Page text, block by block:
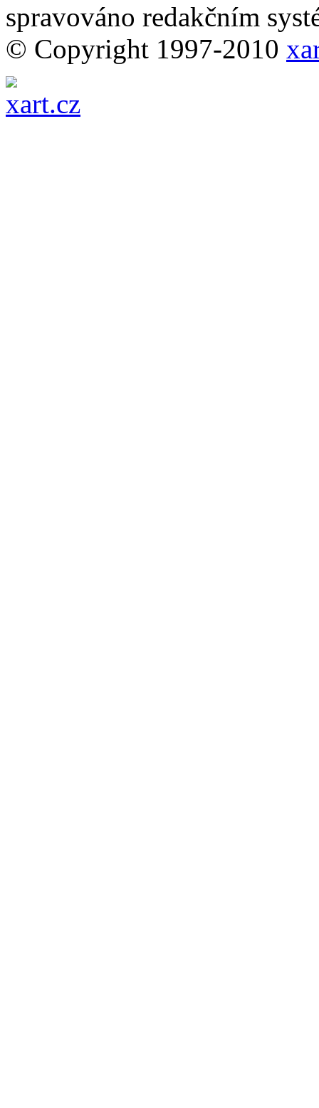
spravováno redakčním
© Copyright 1997-2010